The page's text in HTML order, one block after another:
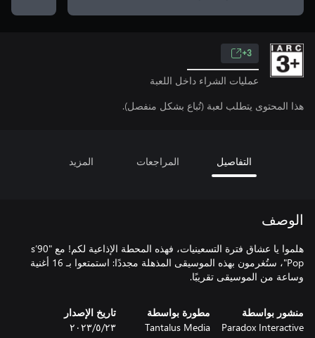
3+
عمليات الشراء داخل اللعبة
هذا المحتوى يتطلب لعبة (تُباع بشكل منفصل).
التفاصيل المراجعات المزيد
الوصف
هلموا يا عشاق فترة التسعينيات، فهذه المحطة الإذاعية لكم! مع "90’s
Pop"، ستُغرمون بهذه الموسيقى المذهلة مجددًا: استمتعوا بـ 16 أغنية
وساعة من الموسيقى تقريبًا.
منشور بواسطة
Paradox Interactive
مطورة بواسطة
Tantalus Media
تاريخ الإصدار
٢٣‏/٥‏/٢٠٢٣